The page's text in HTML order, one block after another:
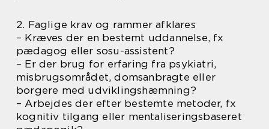
2. Faglige krav og rammer afklares
– Kræves der en bestemt uddannelse, fx
pædagog eller sosu-assistent?
– Er der brug for erfaring fra psykiatri,
misbrugsområdet, domsanbragte eller
borgere med udviklingshæmning?
– Arbejdes der efter bestemte metoder, fx
kognitiv tilgang eller mentaliseringsbaseret